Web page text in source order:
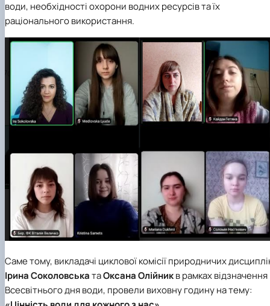
води, необхідності охорони водних ресурсів та їх
раціонального використання.
Саме тому, викладачі циклової комісії природничих
Ірина СоколовськатаОксана Олійникв рамках відзначення
Всесвітнього дня води, провели виховну годину на тему: